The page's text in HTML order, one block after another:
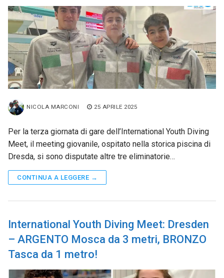
NICOLA MARCONI 25 APRILE 2025
Per la terza giornata di gare dell’International Youth Diving
Meet, il meeting giovanile, ospitato nella storica piscina di
Dresda, si sono disputate altre tre eliminatorie…
CONTINUA A LEGGERE →
International Youth Diving Meet: Dresden
– ARGENTO Mosca da 3 metri, BRONZO
Tasca da 1 metro!